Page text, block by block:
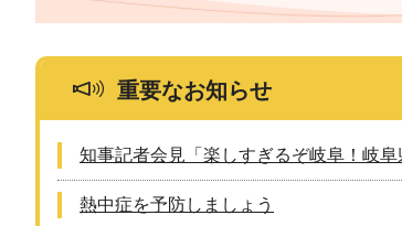
重要なお知らせ
知事記者会見「楽しすぎるぞ岐阜！岐
熱中症を予防しましょう